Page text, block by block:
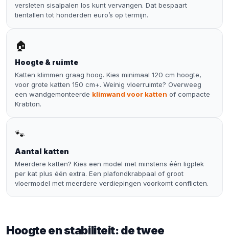
versleten sisalpalen los kunt vervangen. Dat bespaart
tientallen tot honderden euro’s op termijn.
🏠
Hoogte & ruimte
Katten klimmen graag hoog. Kies minimaal 120 cm hoogte,
voor grote katten 150 cm+. Weinig vloerruimte? Overweeg
een wandgemonteerde klimwand voor katten of compacte
Krabton.
🐾
Aantal katten
Meerdere katten? Kies een model met minstens één ligplek
per kat plus één extra. Een plafondkrabpaal of groot
vloermodel met meerdere verdiepingen voorkomt conflicten.
Hoogte en stabiliteit: de twee